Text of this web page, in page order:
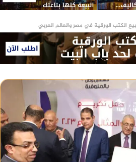
الكتب الورقية في مصر والعالم العربي